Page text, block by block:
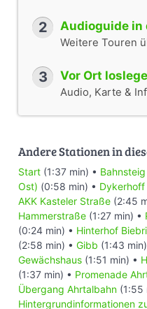
2 Audioguide in
Weitere Touren
3 Vor Ort
Audio, Karte &
Andere Stationen in
Start (1:37 min) •
Ost) (0:58 min) • Dykerhoff
AKK Kasteler Straße (2:45
Hammerstraße (1:27 min) •
(0:24 min) • Hinterhof
(2:58 min) • Gibb (1:43
Gewächshaus (1:51 min) •
(1:37 min) • Promenade
Übergang Ahrtalbahn (1:55
Hintergrundinformationen